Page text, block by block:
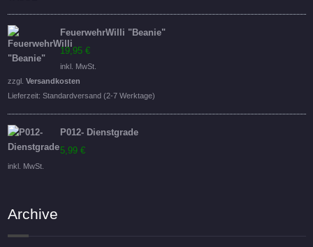
FeuerwehrWilli "Beanie"
19,95 €
inkl. MwSt.
zzgl. Versandkosten
Lieferzeit: Standardversand (2-7 Werktage)
P012- Dienstgrade
5,99 €
inkl. MwSt.
Archive